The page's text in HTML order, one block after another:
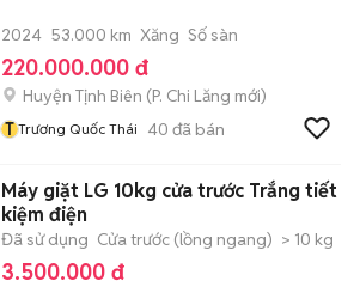
2024 53.000 km Xăng Số sàn
220.000.000 đ
Huyện Tịnh Biên (P. Chi Lăng mới)
T Trương Quốc Thái 40 đã bán
Máy giặt LG 10kg cửa trước Trắng tiết
kiệm điện
Đã sử dụng Cửa trước (lồng ngang) > 10 kg
3.500.000 đ